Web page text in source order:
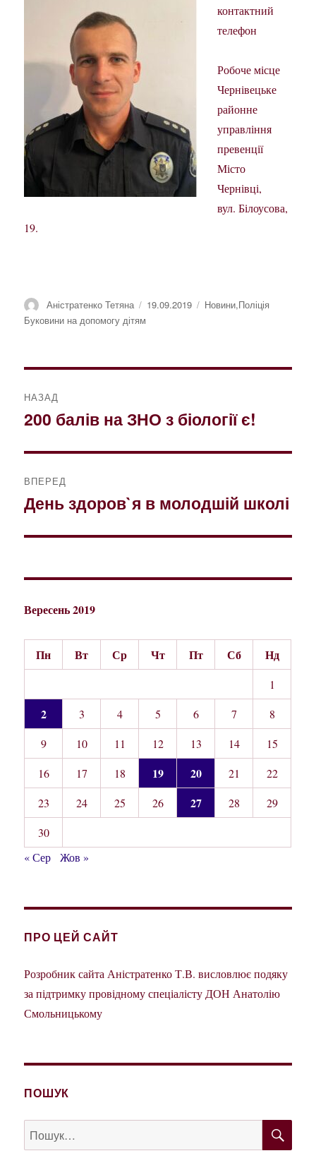
контактний
телефон
Робоче місце
Чернівецьке
районне
управління
превенції
Місто
Чернівці,
вул. Білоусова,
19.
Автор
Аністратенко Тетяна Оприлюднено
19.09.2019 Категорії
Новини,Поліція
Буковини на допомогу дітям
записів
НАЗАД
Попередній
200 балів на ЗНО з біології є!
ВПЕРЕД
Наступний
День здоров`я в молодшій школі
Вересень 2019
Пн Вт Ср Чт Пт Сб Нд
1
2 3 4 5 6 7
8
9
10 11 12 13 14
15
16
17 18 19 20 21
22
23
24 25 26 27 28
29
30
« Сер
Жов »
ПРО ЦЕЙ САЙТ
Розробник сайта Аністратенко Т.В. висловлює подяку
за підтримку провідному спеціалісту ДОН Анатолію
Смольницькому
ПОШУК
Пошук
за